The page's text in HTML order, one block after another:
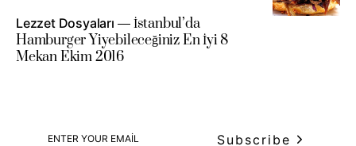
Lezzet Dosyaları
İstanbul’da
Hamburger Yiyebileceğiniz En İyi 8
Mekan Ekim 2016
Subscribe